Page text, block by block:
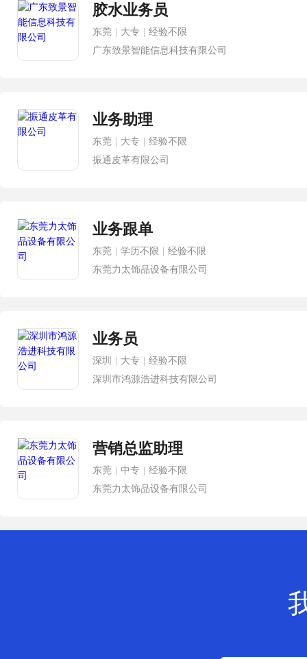
胶水业务员
东莞 大专
经验不限
广东致景智能信息科技有限公司
业务助理
东莞 大专
经验不限
振通皮革有限公司
业务跟单
东莞 学历不限
经验不限
东莞力太饰品设备有限公司
业务员
深圳 大专
经验不限
深圳市鸿源浩进科技有限公司
营销总监助理
东莞 中专
经验不限
东莞力太饰品设备有限公司